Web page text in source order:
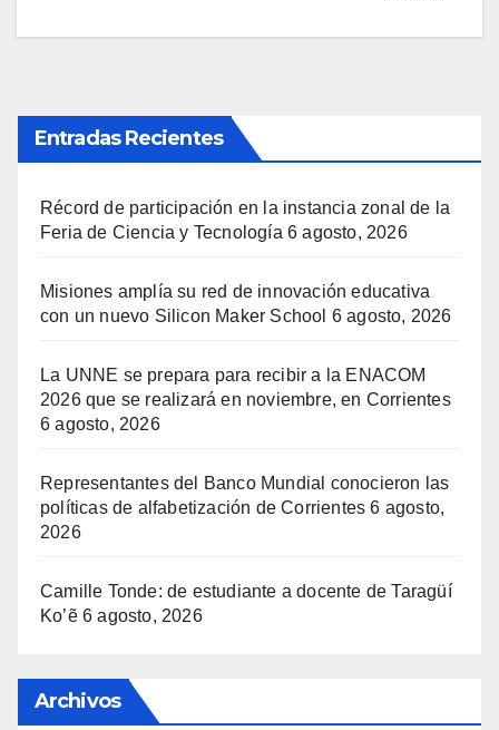
Entradas Recientes
Récord de participación en la instancia zonal de la
Feria de Ciencia y Tecnología 6 agosto, 2026
Misiones amplía su red de innovación educativa
con un nuevo Silicon Maker School 6 agosto, 2026
La UNNE se prepara para recibir a la ENACOM
2026 que se realizará en noviembre, en Corrientes
6 agosto, 2026
Representantes del Banco Mundial conocieron las
políticas de alfabetización de Corrientes 6 agosto,
2026
Camille Tonde: de estudiante a docente de Taragüí
Ko’ẽ 6 agosto, 2026
Archivos